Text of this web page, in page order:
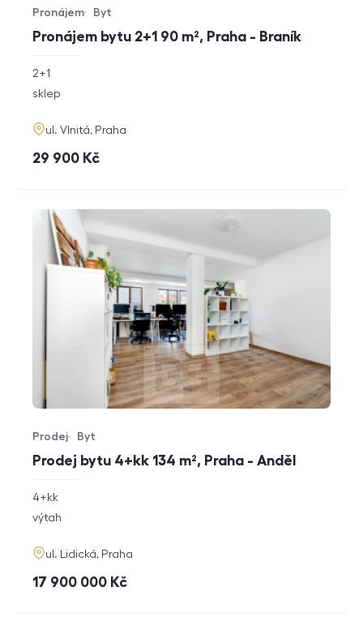
Pronájem bytu 2+1 90 m², Praha - Braník
Typ nabídky
Pronájem
Typ nemovitosti
Byt
rozměry
2+1
funkce
sklep
adresa
ul. Vlnitá, Praha
cena
29 900 Kč
Prodej bytu 4+kk 134 m², Praha - Anděl
Typ nabídky
Prodej
Typ nemovitosti
Byt
rozměry
dispozice
4+kk
funkce
výtah
adresa
ul. Lidická, Praha
cena
17 900 000 Kč